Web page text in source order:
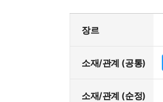
장르
소재/관계 (공통)
소재/관계 (순정)